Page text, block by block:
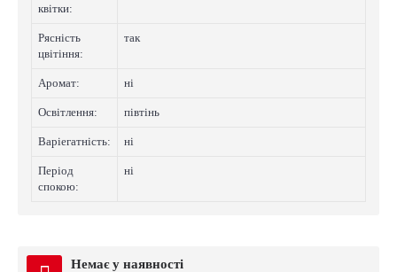
квітки:
Рясність
цвітіння:
так
Аромат: нi
Освітлення: півтінь
Варіегатнicть: нi
Період
спокою:
нi
Немає у наявності